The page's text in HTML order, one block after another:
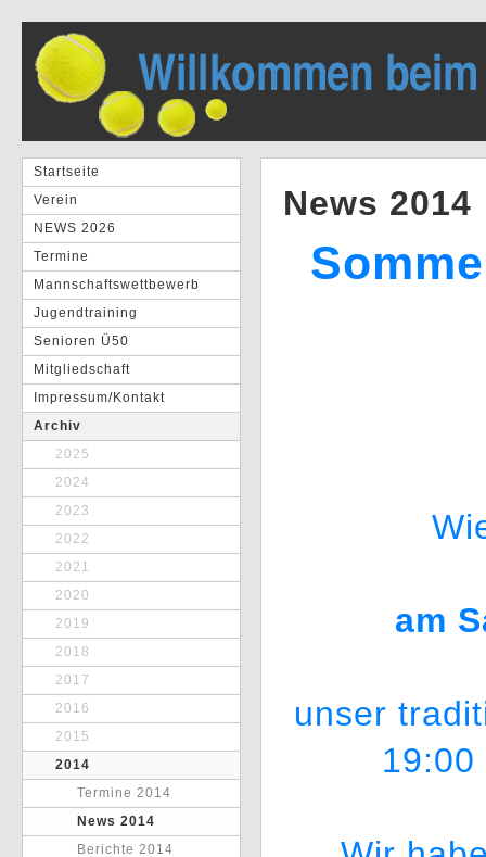
Startseite
Verein
NEWS 2026
Termine
Mannschaftswettbewerb
Jugendtraining
Senioren Ü50
Mitgliedschaft
Impressum/Kontakt
Archiv
2025
2024
2023
2022
2021
2020
2019
2018
2017
2016
2015
2014
Termine 2014
News 2014
Berichte 2014
News 2014
am
unser
19:00